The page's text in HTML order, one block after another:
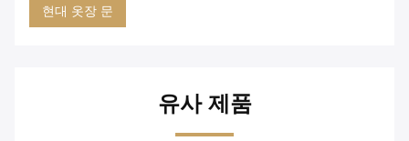
현대 옷장 문
유사 제품